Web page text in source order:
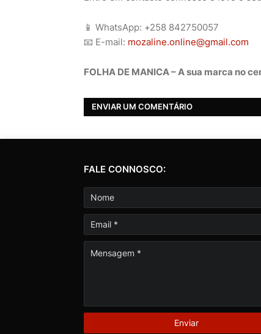
📱 WhatsApp: +258 842750057
📧 E-mail: mozaline.online@gmail.com
FOLHA DE MANICA – A sua marca no
ENVIAR UM COMENTÁRIO
FALE CONNOSCO: